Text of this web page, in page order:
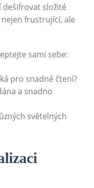
dešifrovat složité
frustrující, ale
sami sebe:
pro snadné čtení?
a snadno
světelných